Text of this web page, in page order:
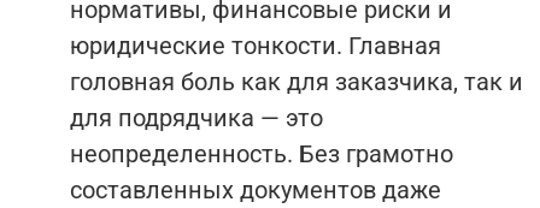
нормативы, финансовые риски и
юридические тонкости. Главная
головная боль как для заказчика, так и
для подрядчика — это
неопределенность. Без грамотно
составленных документов даже